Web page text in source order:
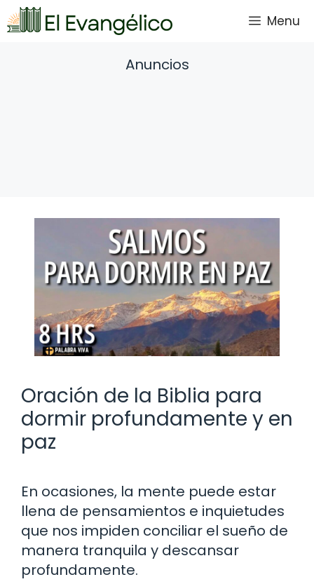
Saltar
al
Menu
Anuncios
Oración de la Biblia para
dormir profundamente y en
paz
En ocasiones, la mente puede estar
llena de pensamientos e inquietudes
que nos impiden conciliar el sueño de
manera tranquila y descansar
profundamente.